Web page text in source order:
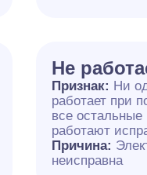
Не
Признак: Ни
работает при
все остальные
работают
Причина:
неисправна